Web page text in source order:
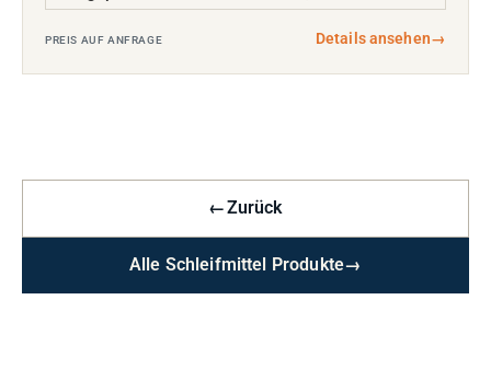
PREIS AUF ANFRAGE Details ansehen→
←Zurück
Alle Schleifmittel Produkte→